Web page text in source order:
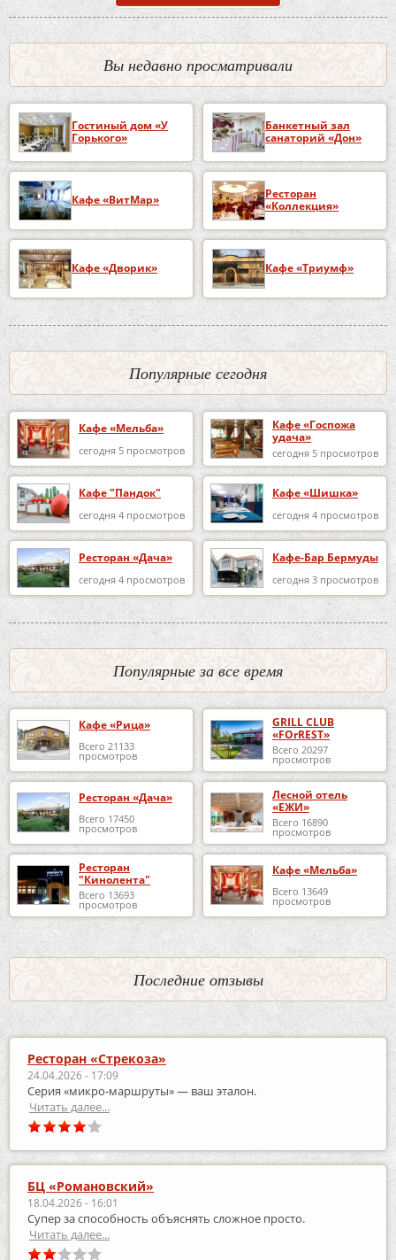
Вы недавно просматривали
Гостиный дом «У
Горького»
Банкетный зал
санаторий «Дон»
Кафе «ВитМар»
Ресторан
«Коллекция»
Кафе «Дворик» Кафе «Триумф»
Популярные сегодня
Кафе «Мельба»
сегодня 5 просмотров
Кафе «Госпожа
удача»
сегодня 5 просмотров
Кафе "Пандок"
сегодня 4 просмотров
Кафе «Шишка»
сегодня 4 просмотров
Ресторан «Дача»
сегодня 4 просмотров
Кафе-Бар Бермуды
сегодня 3 просмотров
Популярные за все время
Кафе «Рица»
Всего 21133
просмотров
GRILL CLUB
«FOrREST»
Всего 20297
просмотров
Ресторан «Дача»
Всего 17450
просмотров
Лесной отель
«ЕЖИ»
Всего 16890
просмотров
Ресторан
"Кинолента"
Всего 13693
просмотров
Кафе «Мельба»
Всего 13649
просмотров
Последние отзывы
Ресторан «Стрекоза»
24.04.2026 - 17:09
Серия «микро‑маршруты» — ваш эталон.
Читать далее...
БЦ «Романовский»
18.04.2026 - 16:01
Супер за способность объяснять сложное просто.
Читать далее...